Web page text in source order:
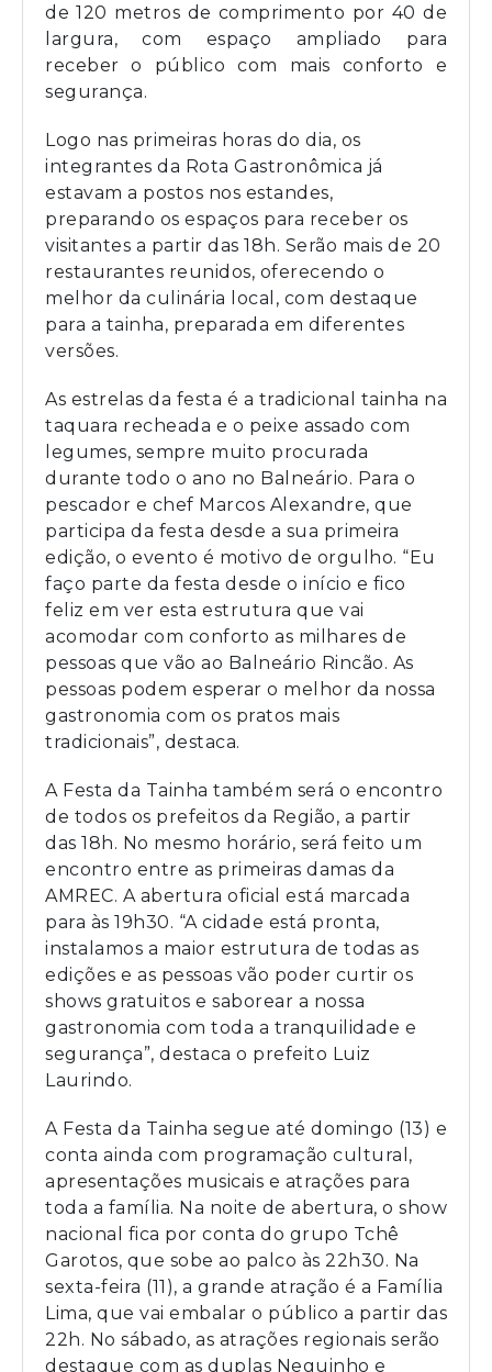
de 120 metros de comprimento por 40 de
largura, com espaço ampliado para
receber o público com mais conforto e
segurança.
Logo nas primeiras horas do dia, os
integrantes da Rota Gastronômica já
estavam a postos nos estandes,
preparando os espaços para receber os
visitantes a partir das 18h. Serão mais de 20
restaurantes reunidos, oferecendo o
melhor da culinária local, com destaque
para a tainha, preparada em diferentes
versões.
As estrelas da festa é a tradicional tainha na
taquara recheada e o peixe assado com
legumes, sempre muito procurada
durante todo o ano no Balneário. Para o
pescador e chef Marcos Alexandre, que
participa da festa desde a sua primeira
edição, o evento é motivo de orgulho. “Eu
faço parte da festa desde o início e fico
feliz em ver esta estrutura que vai
acomodar com conforto as milhares de
pessoas que vão ao Balneário Rincão. As
pessoas podem esperar o melhor da nossa
gastronomia com os pratos mais
tradicionais”, destaca.
A Festa da Tainha também será o encontro
de todos os prefeitos da Região, a partir
das 18h. No mesmo horário, será feito um
encontro entre as primeiras damas da
AMREC. A abertura oficial está marcada
para às 19h30. “A cidade está pronta,
instalamos a maior estrutura de todas as
edições e as pessoas vão poder curtir os
shows gratuitos e saborear a nossa
gastronomia com toda a tranquilidade e
segurança”, destaca o prefeito Luiz
Laurindo.
A Festa da Tainha segue até domingo (13) e
conta ainda com programação cultural,
apresentações musicais e atrações para
toda a família. Na noite de abertura, o show
nacional fica por conta do grupo Tchê
Garotos, que sobe ao palco às 22h30. Na
sexta-feira (11), a grande atração é a Família
Lima, que vai embalar o público a partir das
22h. No sábado, as atrações regionais serão
destaque com as duplas Neguinho e